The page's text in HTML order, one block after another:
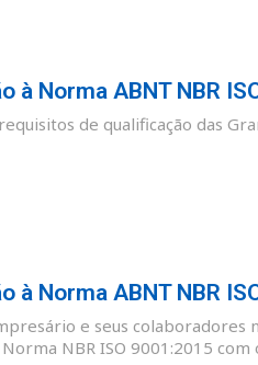
à Norma ABNT NBR
de qualificação das
à Norma ABNT NBR
e seus colaboradores
NBR ISO 9001:2015